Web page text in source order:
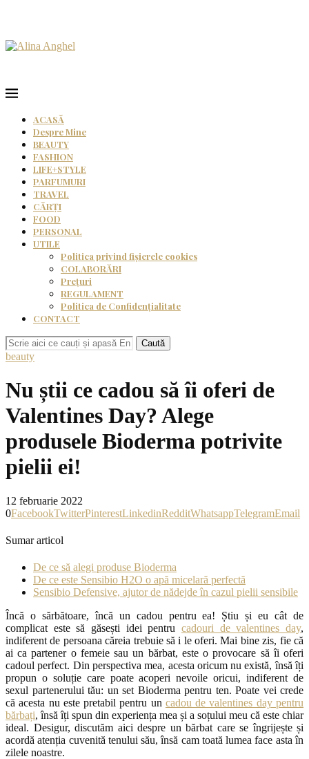
ACASĂ
Despre Mine
BEAUTY
FASHION
LIFE+STYLE
PARFUMURI
TRAVEL
CĂRȚI
FOOD
PERSONAL
UTILE
Politica privind fișierele cookies
COLABORĂRI
Prețuri
REGULAMENT
Politica de Confidențialitate
CONTACT
Caută
beauty
Nu știi ce cadou să îi oferi de
Valentines Day? Alege
produsele Bioderma potrivite
pielii ei!
12 februarie 2022
0FacebookTwitterPinterestLinkedinRedditWhatsappTelegramEmail
Sumar articol
De ce să alegi produse Bioderma
De ce este Sensibio H2O o apă micelară perfectă
Sensibio Defensive, ajutor de nădejde în cazul pielii sensibile
Încă o sărbătoare, încă un cadou pentru ea! Știu și eu cât de
complicat este să găsești idei pentru cadouri de valentines day,
indiferent de persoana căreia trebuie să i le oferi. Mai bine zis, fie că
ai ca partener o femeie sau un bărbat, este o provocare să îi oferi
cadoul perfect. Din perspectiva mea, acesta oricum nu există, însă îți
propun o soluție care poate acoperi nevoile oricui, indiferent de
sexul partenerului tău: un set Bioderma pentru ten. Poate vei crede
că acesta nu este pretabil pentru un cadou de valentines day pentru
bărbați, însă îți spun din experiența mea și a soțului meu că este chiar
ideal. Desigur, discutăm aici despre un bărbat care se îngrijește și
acordă atenția cuvenită tenului său, însă cam toată lumea face asta în
zilele noastre.